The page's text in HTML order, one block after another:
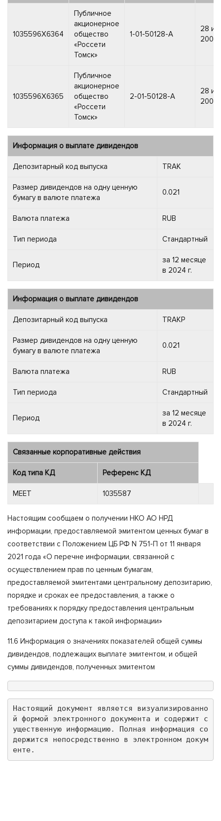
1035596X6364
Публичное
акционерное
общество
«Россети
Томск»
1-01-50128-A
28
2005
1035596X6365
Публичное
акционерное
общество
«Россети
Томск»
2-01-50128-A
28
2005
Информация о выплате дивидендов
Депозитарный код выпуска TRAK
Размер дивидендов на одну ценную
бумагу в валюте платежа
0.021
Валюта платежа RUB
Тип периода Стандартный
Период
за 12 месяце
в 2024 г.
Информация о выплате дивидендов
Депозитарный код выпуска TRAKP
Размер дивидендов на одну ценную
бумагу в валюте платежа
0.021
Валюта платежа RUB
Тип периода Стандартный
Период
за 12 месяце
в 2024 г.
Связанные корпоративные действия
Код типа КД Референс КД
MEET 1035587
Настоящим сообщаем о получении НКО АО НРД
информации, предоставляемой эмитентом ценных бумаг в
соответствии с Положением ЦБ РФ N 751-П от 11 января
2021 года «О перечне информации, связанной с
осуществлением прав по ценным бумагам,
предоставляемой эмитентами центральному депозитарию,
порядке и сроках ее предоставления, а также о
требованиях к порядку предоставления центральным
депозитарием доступа к такой информации»
11.6 Информация о значениях показателей общей суммы
дивидендов, подлежащих выплате эмитентом, и общей
суммы дивидендов, полученных эмитентом
Настоящий документ является визуализированно
й формой электронного документа и содержит с
ущественную информацию. Полная информация со
держится непосредственно в электронном докум
енте.